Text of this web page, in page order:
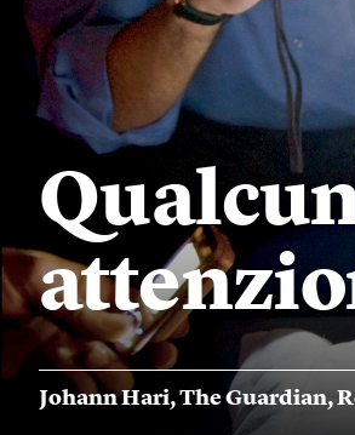
Johann Hari,The Guardian,